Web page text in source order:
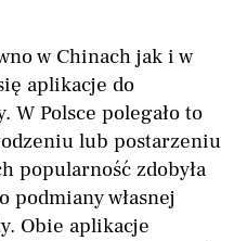
w Chinach jak i w
aplikacje do
W Polsce polegało to
lub postarzeniu
popularność zdobyła
podmiany własnej
Obie aplikacje